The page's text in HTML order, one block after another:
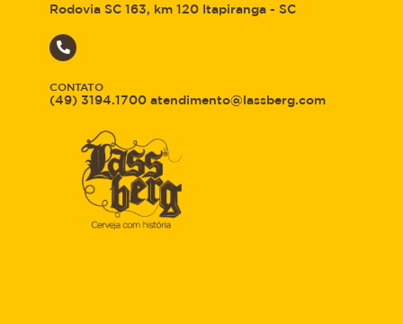
Rodovia SC 163, km 120 Itapiranga - SC
CONTATO
(49) 3194.1700 atendimento@lassberg.com